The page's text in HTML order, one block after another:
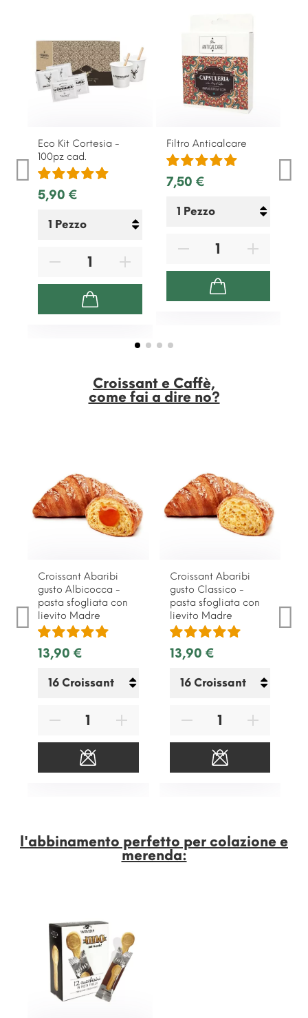
Eco Kit Cortesia -
100pz cad.
5,90 €
Filtro Anticalcare
7,50 €
Croissant e Caffè,
come fai a dire no?
Croissant Abaribi
gusto Albicocca -
pasta sfogliata con
lievito Madre
13,90 €
Croissant Abaribi
gusto Classico -
pasta sfogliata con
lievito Madre
13,90 €
l'abbinamento perfetto per colazione e
merenda: